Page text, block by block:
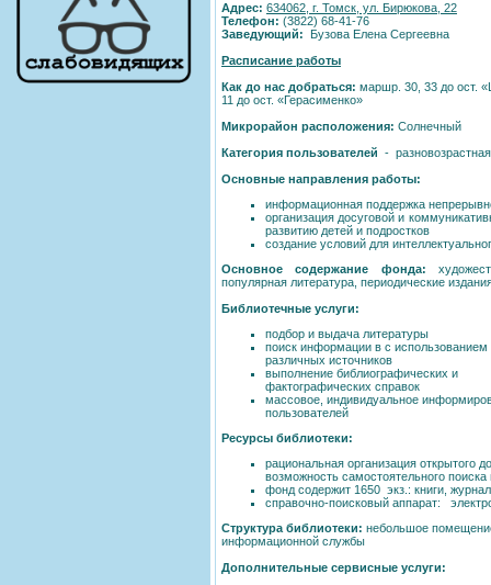
Адрес: 634062, г. Томск, ул. Бирюкова, 22
Телефон: (3822) 68-41-76
Заведующий: Бузова Елена Сергеевна
Расписание работы
Как до нас добраться: маршр. 30, 33 до ост.
11 до ост. «Герасименко»
Микрорайон расположения: Солнечный
Категория пользователей -
Основные направления работы:
информационная поддержка
организация досуговой и
развитию детей и подростков
создание условий для
Основное содержание фонда:
популярная литература, периодические
Библиотечные услуги:
подбор и выдача литературы
поиск информации в с использованием
различных источников
выполнение библиографических и
фактографических справок
массовое, индивидуальное
пользователей
Ресурсы библиотеки:
рациональная организация открытого
возможность самостоятельного поиска
фонд содержит 1650 экз.: книги,
справочно-поисковый аппарат:
Структура библиотеки: небольшое
информационной службы
Дополнительные сервисные услуги: